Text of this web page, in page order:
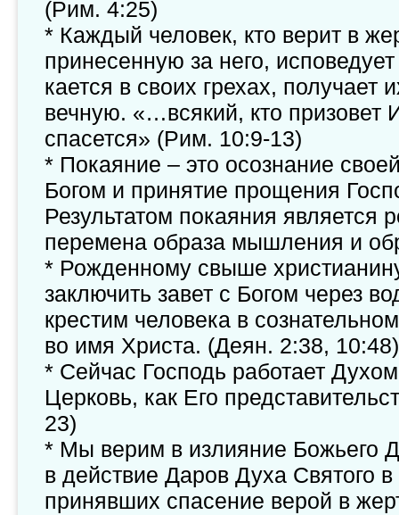
(Рим. 4:25)
* Каждый человек, кто верит в
принесенную за него,
кается в своих грехах, получает
вечную. «…всякий, кто призовет
спасется» (Рим. 10:9-13)
* Покаяние – это осознание
Богом и принятие прощения
Результатом покаяния
перемена образа мышления и
* Рожденному свыше
заключить завет с Богом через
крестим человека в
во имя Христа. (Деян. 2:38, 10:48)
* Сейчас Господь работает
Церковь, как Его
23)
* Мы верим в излияние Божьего
в действие Даров Духа Святого
принявших спасение верой в